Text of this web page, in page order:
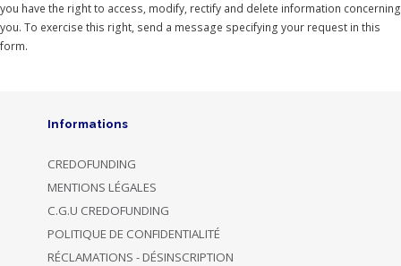
you have the right to access, modify, rectify and delete information concerning
you. To exercise this right, send a message specifying your request in this
form.
Informations
CREDOFUNDING
MENTIONS LÉGALES
C.G.U CREDOFUNDING
POLITIQUE DE CONFIDENTIALITÉ
RÉCLAMATIONS - DÉSINSCRIPTION